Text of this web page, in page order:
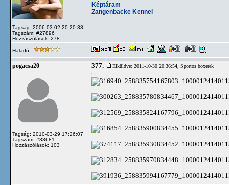
Tagság: 2006-03-02 20:20:38
Tagszám: #27896
Hozzászólások: 278
Képtáram
Zangenbacke Kennel
Haladó
pogacsa20
Tagság: 2010-03-29 17:26:07
Tagszám: #83681
Hozzászólások: 103
377. Elküldve: 2011-10-30 20:36:54, Sportos boxerek